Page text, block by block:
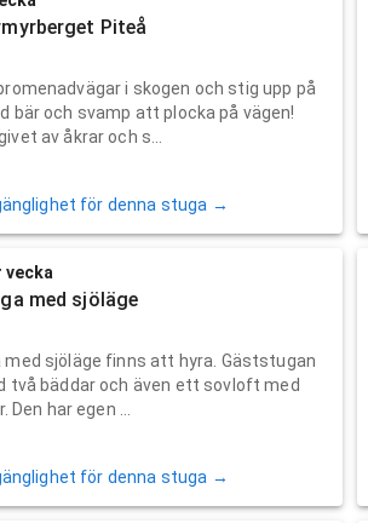
Piteå
i skogen och stig upp på
bär och svamp att plocka på vägen!
av åkrar och s...
för denna stuga →
vecka
med sjöläge
sjöläge finns att hyra. Gäststugan
två bäddar och även ett sovloft med
har egen ...
för denna stuga →